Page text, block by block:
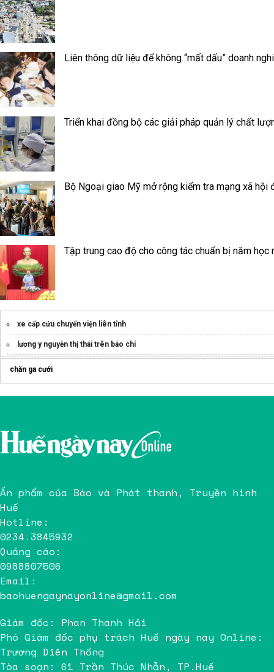
Liên thông dữ liệu để không “mất dấu” doanh
Triển khai đồng bộ các giải pháp quản lý chất
Bộ Ngoại giao Mỹ mở rộng kiểm tra mạng xã
Tập trung cao độ cho công tác chuẩn bị năm học
xe cấp cứu chuyển viện liên tỉnh
lương y nguyễn thị thái trên báo chí
Bệnh Viện Mắt An Sinh
chăn ga cưới
Ấn phẩm của Báo và Phát thanh, Truyền hình
Huế
Hotline:
0234.3845932
Quảng cáo:
0988807506
Email:
baohuengaynayonline@gmail.com
Giám đốc: Phan Thanh Hải
Phó Giám đốc phụ trách Huế ngày nay Online:
Trương Diên Thống
Tòa soạn: 61 Trần Thúc Nhẫn, TP.Huế